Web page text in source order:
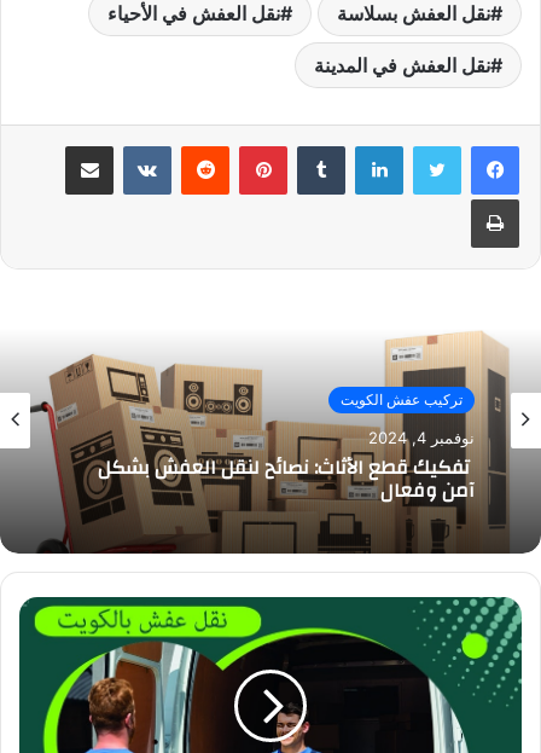
نقل العفش بسلاسة نقل العفش في الأحياء
نقل العفش في المدينة
لينكدإن بينتيريست مشاركة عبر البريد
طباعة
تركيب عفش الكويت
نوفمبر 4, 2024
تفكيك قطع الأثاث: نصائح لنقل العفش بشكل
آمن وفعال